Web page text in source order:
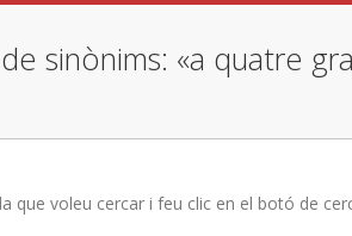
sinònims: «a quatre
que voleu cercar i feu clic en el botó de